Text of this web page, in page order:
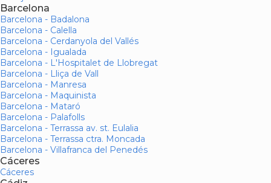
Barcelona
Barcelona - Badalona
Barcelona - Calella
Barcelona - Cerdanyola del Vallés
Barcelona - Igualada
Barcelona - L'Hospitalet de Llobregat
Barcelona - Lliça de Vall
Barcelona - Manresa
Barcelona - Maquinista
Barcelona - Mataró
Barcelona - Palafolls
Barcelona - Terrassa av. st. Eulalia
Barcelona - Terrassa ctra. Moncada
Barcelona - Villafranca del Penedés
Cáceres
Cáceres